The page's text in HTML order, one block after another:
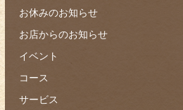
お休みのお知らせ
お店からのお知らせ
イベント
コース
サービス